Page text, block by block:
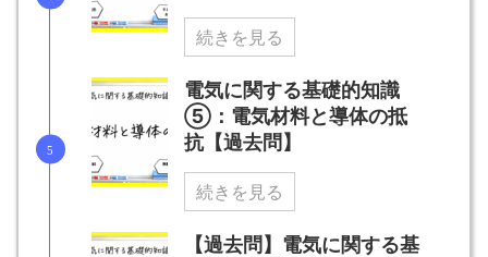
続きを見る
電気に関する基礎的知識
⑤：電気材料と導体の抵
抗【過去問】
続きを見る
【過去問】電気に関する基